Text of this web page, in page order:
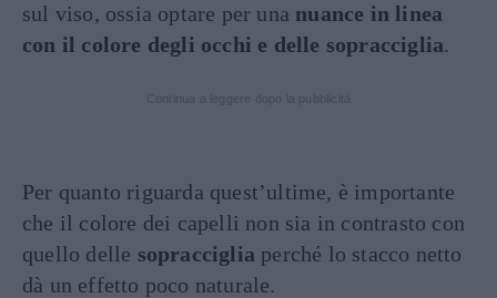
sul viso, ossia optare per una nuance in linea
con il colore degli occhi e delle sopracciglia.
Per quanto riguarda quest’ultime, è importante
che il colore dei capelli non sia in contrasto con
quello delle sopracciglia perché lo stacco netto
dà un effetto poco naturale.